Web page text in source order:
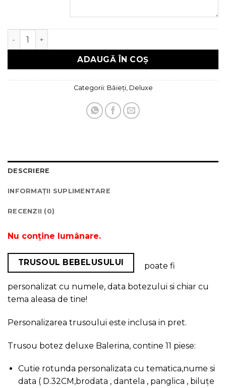
Cantitate Trusou Botez Deluxe
ADAUGĂ ÎN COȘ
Categorii: Băieți, Deluxe
DESCRIERE
INFORMAȚII SUPLIMENTARE
RECENZII (0)
Nu conține lumânare.
TRUSOUL BEBELUSULUI poate fi
personalizat cu numele, data botezului si chiar cu
tema aleasa de tine!
Personalizarea trusoului este inclusa in pret.
Trusou botez deluxe Balerina, contine 11 piese:
Cutie rotunda personalizata cu tematica,nume si
data ( D.32CM,brodata , dantela , panglica , biluțe